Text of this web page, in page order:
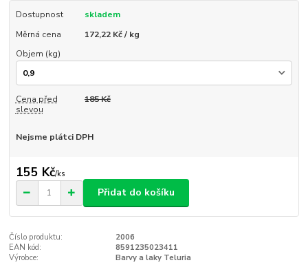
Dostupnost
skladem
Měrná cena
172,22 Kč / kg
Objem (kg)
Cena před
slevou
185 Kč
Nejsme plátci DPH
155 Kč/ks
Přidat do košíku
Číslo produktu:
2006
EAN kód:
8591235023411
Výrobce:
Barvy a laky Teluria